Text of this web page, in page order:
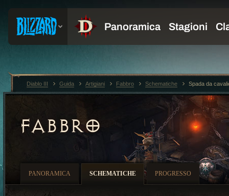
FABBRO
PANORAMICA SCHEMATICHE PROGRESSO
Diablo III Guida Artigiani Fabbro Schematiche Spada da